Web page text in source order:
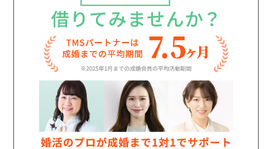
おすすめの優良結婚相談所をご紹介
個人情報保護のため
プライバシーマークを
取得しております